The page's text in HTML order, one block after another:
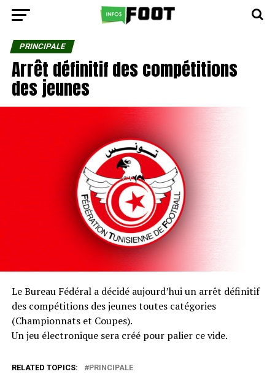
PRINCIPALE
Arrêt définitif des compétitions
des jeunes
Le Bureau Fédéral a décidé aujourd’hui un arrêt définitif
des compétitions des jeunes toutes catégories
(Championnats et Coupes).
Un jeu électronique sera créé pour palier ce vide.
RELATED TOPICS: PRINCIPALE